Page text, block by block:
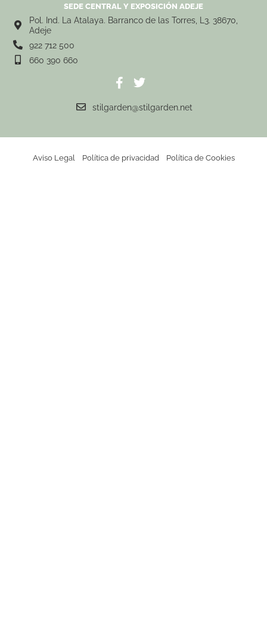
SEDE CENTRAL Y EXPOSICIÓN ADEJE
Pol. Ind. La Atalaya. Barranco de las Torres, L3. 38670,
Adeje
922 712 500
660 390 660
stilgarden@stilgarden.net
Aviso Legal Política de privacidad Política de Cookies